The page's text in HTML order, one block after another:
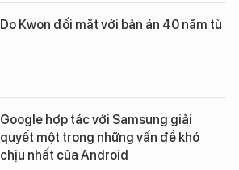
Do Kwon đối mặt với bản án 40 năm tù
Google hợp tác với Samsung giải
quyết một trong những vấn đề khó
chịu nhất của Android